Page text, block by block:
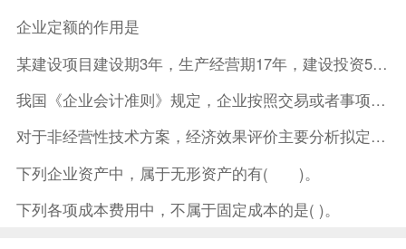
企业定额的作用是
某建设项目建设期3年，生产经营期17年，建设投资5500万元
我国《企业会计准则》规定，企业按照交易或者事项的经济特征确定
对于非经营性技术方案，经济效果评价主要分析拟定方案的( )。
下列企业资产中，属于无形资产的有( )。
下列各项成本费用中，不属于固定成本的是( )。